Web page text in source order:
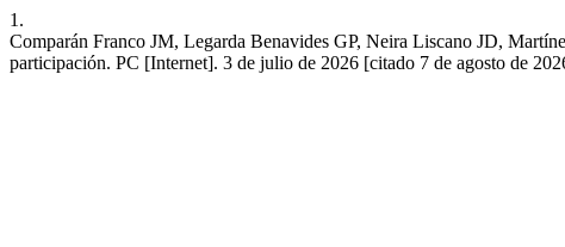
1.
Comparán Franco JM, Legarda Benavides GP, Neira Liscano JD,
participación. PC [Internet]. 3 de julio de 2026 [citado 7 de agosto de